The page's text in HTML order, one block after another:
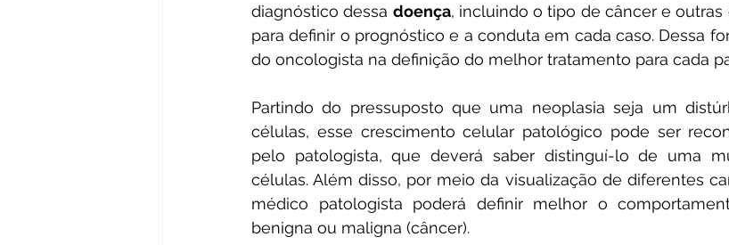
diagnóstico dessa doença, incluindo o tipo de câncer e outras
para definir o prognóstico e a conduta em cada caso. Dessa
do oncologista na definição do melhor tratamento para cada
Partindo do pressuposto que uma neoplasia seja um
células, esse crescimento celular patológico pode ser
pelo patologista, que deverá saber distinguí-lo de uma
células. Além disso, por meio da visualização de diferentes
médico patologista poderá definir melhor o
benigna ou maligna (câncer).